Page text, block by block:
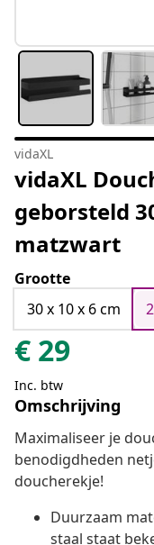
vidaXL
vidaXL
geborsteld
matzwart
Grootte
30 x 10 x 6 cm
€ 29
Inc. btw
Omschrijving
Maximaliseer je
benodigdheden
doucherekje!
Duurzaam
staal staat